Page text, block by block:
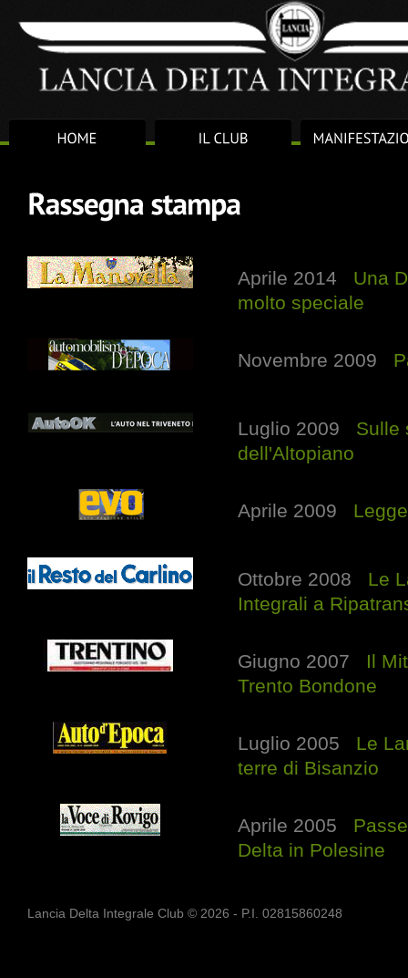
Aprile 2014 Una
molto speciale
Novembre 2009
Luglio 2009 Sulle
dell'Altopiano
Aprile 2009
Ottobre 2008 Le
Integrali a
Giugno 2007 Il
Trento Bondone
Luglio 2005 Le
terre di Bisanzio
Aprile 2005
Delta in Polesine
Lancia Delta Integrale Club © 2026 - P.I. 02815860248